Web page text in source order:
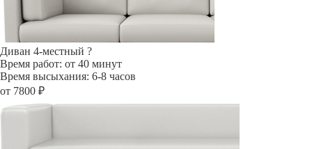
Диван 4-местный ?
Время работ: от 40 минут
Время высыхания: 6-8 часов
от 7800 ₽